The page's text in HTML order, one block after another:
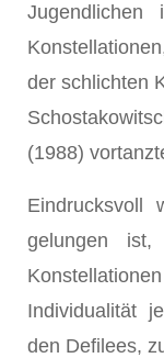
Jugendlichen
der schlichten
(1988)
Eindrucksvoll
gelungen
Individualität
den Defilees,